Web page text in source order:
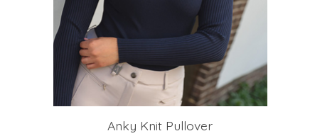
Anky Knit Pullover